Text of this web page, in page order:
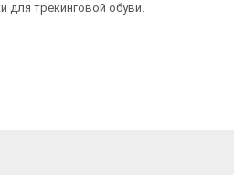
для трекинговой обуви.